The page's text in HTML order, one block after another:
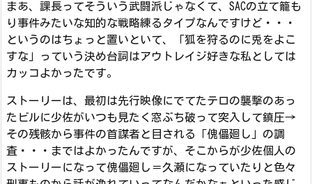
まあ、課長ってそういう武闘派じゃなくて、SACの立て籠も
り事件みたいな知的な戦略練るタイプなんですけど・・・
というのはちょっと置いといて、「狐を狩るのに兎をよこ
すな」っていう決め台詞はアウトレイジ好きな私としては
カッコよかったです。
ストーリーは、最初は先行映像にでてたテロの襲撃のあっ
たビルに少佐がいつも見たく窓ぶち破って突入して鎮圧→
その残骸から事件の首謀者と目される「傀儡廻し」の調
査・・・まではよかったんですが、そこからが少佐個人の
ストーリーになって傀儡廻し＝久瀬になっていたりと色々